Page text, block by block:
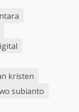
kristen
subianto